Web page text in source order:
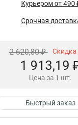
Курьером от 490
Срочная
2 620,80 ₽ Скидка
1 913,19
Цена за 1 шт.
Быстрый заказ